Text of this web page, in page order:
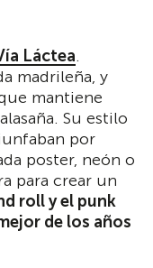
Láctea.
madrileña, y
mantiene
Su estilo
por
poster, neón o
para crear un
roll y el punk
de los años